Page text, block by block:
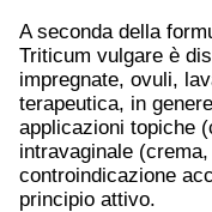
A seconda della
Triticum vulgare è
impregnate, ovuli,
terapeutica, in
applicazioni topiche
intravaginale
controindicazione
principio attivo.